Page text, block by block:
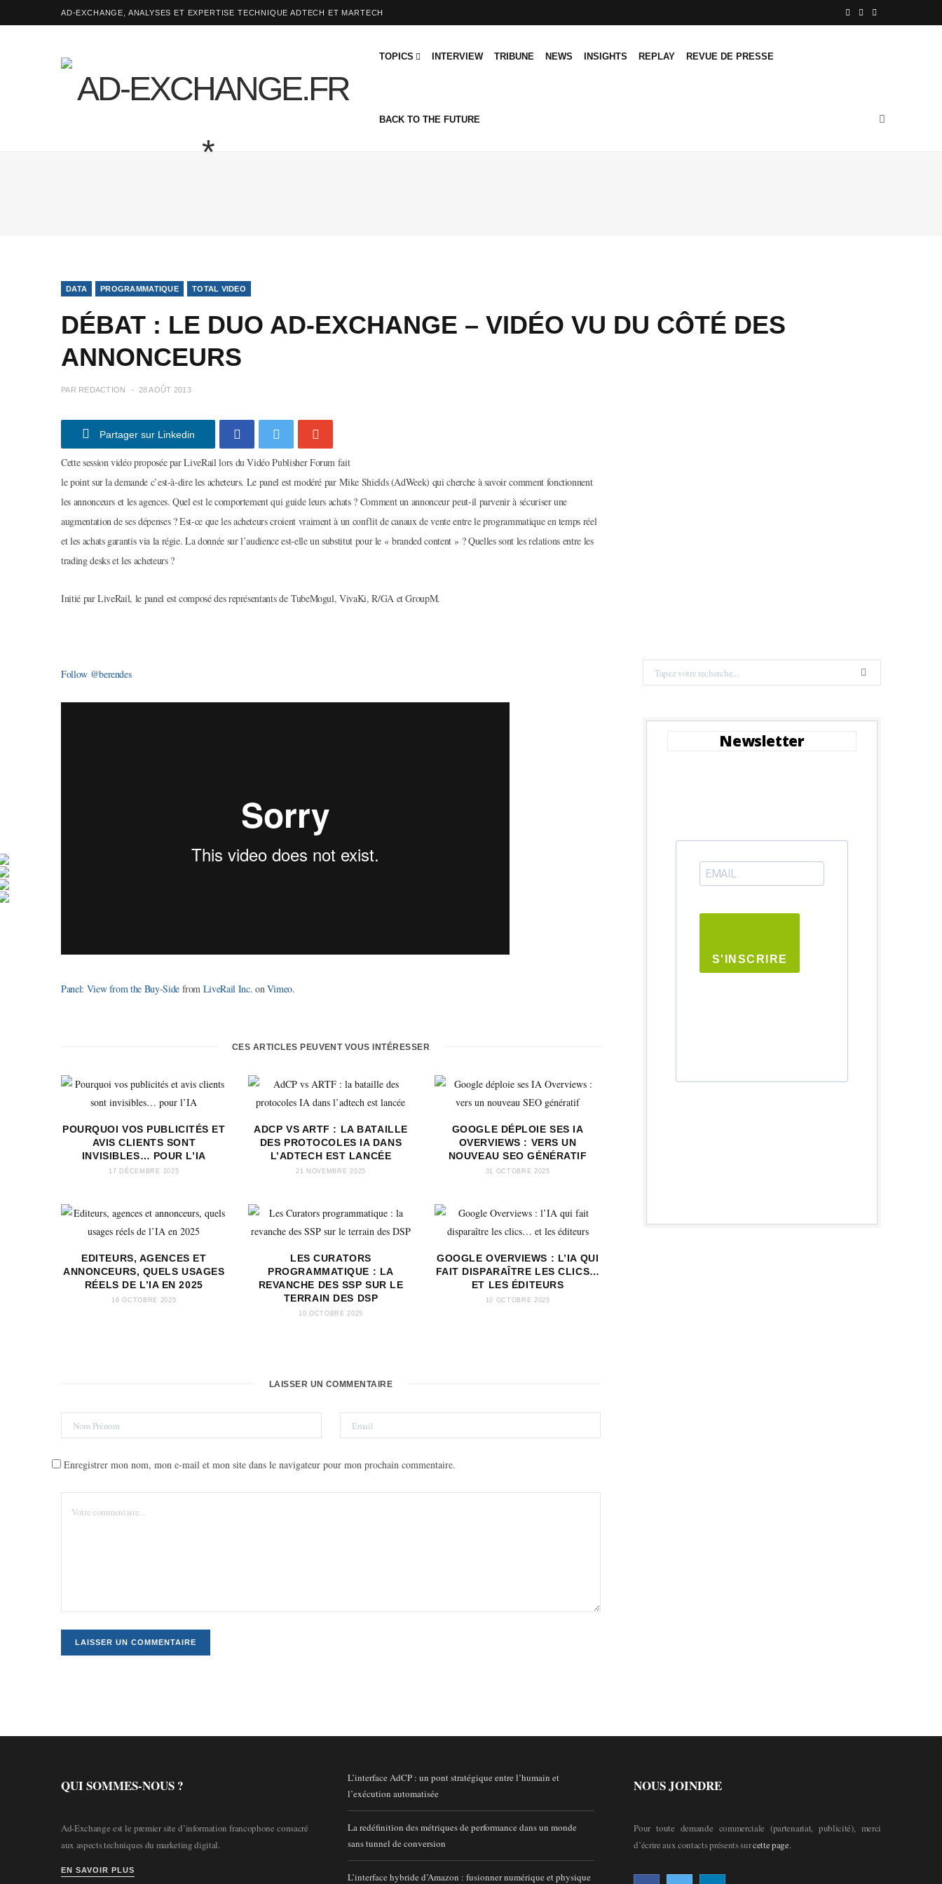
AD-EXCHANGE, ANALYSES ET EXPERTISE TECHNIQUE ADTECH ET MARTECH
TOPICS INTERVIEW TRIBUNE NEWS INSIGHTS REPLAY REVUE DE PRESSE
BACK TO THE FUTURE
DATA PROGRAMMATIQUE TOTAL VIDEO
DÉBAT : LE DUO AD-EXCHANGE – VIDÉO VU DU CÔTÉ DES
ANNONCEURS
PAR REDACTION 28 AOÛT 2013
Partager sur Linkedin
Cette session vidéo proposée par LiveRail lors du Vidéo Publisher Forum fait
le point sur la demande c’est-à-dire les acheteurs. Le panel est modéré par Mike Shields (AdWeek) qui cherche à savoir comment fonctionnent
les annonceurs et les agences. Quel est le comportement qui guide leurs achats ? Comment un annonceur peut-il parvenir à sécuriser une
augmentation de ses dépenses ? Est-ce que les acheteurs croient vraiment à un conflit de canaux de vente entre le programmatique en temps réel
et les achats garantis via la régie. La donnée sur l’audience est-elle un substitut pour le « branded content » ? Quelles sont les relations entre les
trading desks et les acheteurs ?
Initié par LiveRail, le panel est composé des représentants de TubeMogul, VivaKi, R/GA et GroupM.
Follow @berendes
Panel: View from the Buy-Sidefrom LiveRail Inc. onVimeo.
CES ARTICLES PEUVENT VOUS INTÉRESSER
POURQUOI VOS PUBLICITÉS ET
AVIS CLIENTS SONT
INVISIBLES… POUR L’IA
17 DÉCEMBRE 2025
ADCP VS ARTF : LA BATAILLE
DES PROTOCOLES IA DANS
L’ADTECH EST LANCÉE
21 NOVEMBRE 2025
GOOGLE DÉPLOIE SES IA
OVERVIEWS : VERS UN
NOUVEAU SEO GÉNÉRATIF
31 OCTOBRE 2025
EDITEURS, AGENCES ET
ANNONCEURS, QUELS USAGES
RÉELS DE L’IA EN 2025
16 OCTOBRE 2025
LES CURATORS
PROGRAMMATIQUE : LA
REVANCHE DES SSP SUR LE
TERRAIN DES DSP
10 OCTOBRE 2025
GOOGLE OVERVIEWS : L’IA QUI
FAIT DISPARAÎTRE LES CLICS…
ET LES ÉDITEURS
10 OCTOBRE 2025
LAISSER UN COMMENTAIRE
Enregistrer mon nom, mon e-mail et mon site dans le navigateur pour mon prochain commentaire.
Search
for:
Newsletter
S'INSCRIRE
QUI SOMMES-NOUS ?
Ad-Exchange est le premier site d’information francophone consacré
aux aspects techniques du marketing digital.
EN SAVOIR PLUS
L’interface AdCP : un pont stratégique entre l’humain et
l’exécution automatisée
La redéfinition des métriques de performance dans un monde
sans tunnel de conversion
L’interface hybride d’Amazon : fusionner numérique et physique
NOUS JOINDRE
Pour toute demande commerciale (partenariat, publicité), merci
d’écrire aux contacts présents surcette page.